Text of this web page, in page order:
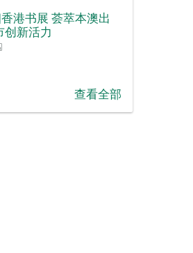
港书展 荟萃本澳出
新活力
查看全部